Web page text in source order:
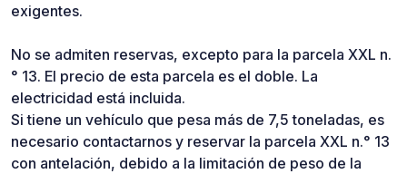
exigentes.
No se admiten reservas, excepto para la parcela XXL n.
° 13. El precio de esta parcela es el doble. La
electricidad está incluida.
Si tiene un vehículo que pesa más de 7,5 toneladas, es
necesario contactarnos y reservar la parcela XXL n.° 13
con antelación, debido a la limitación de peso de la